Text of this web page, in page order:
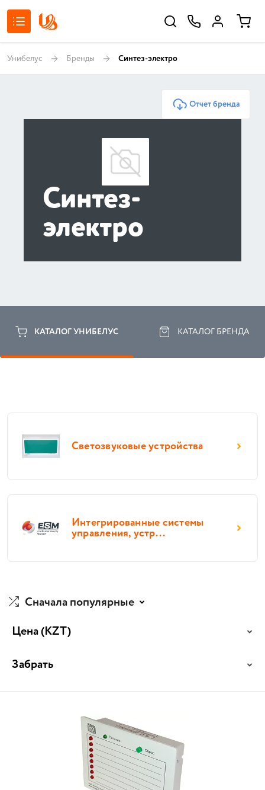
Унибелус Бренды Синтез-электро
Отчет бренда
Синтез-
электро
КАТАЛОГ УНИБЕЛУС КАТАЛОГ БРЕНДА
Светозвуковые устройства
Интегрированные системы
управления, устр...
Сначала популярные
Цена(KZT)
Забрать